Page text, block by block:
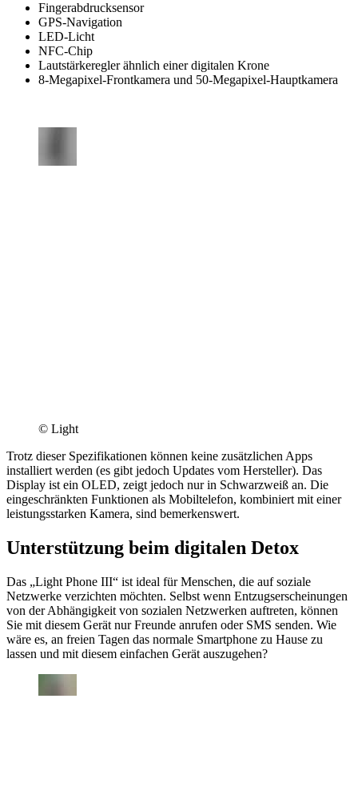
Fingerabdrucksensor
GPS-Navigation
LED-Licht
NFC-Chip
Lautstärkeregler ähnlich einer digitalen Krone
8-Megapixel-Frontkamera und 50-Megapixel-Hauptkamera
© Light
Trotz dieser Spezifikationen können keine zusätzlichen Apps
installiert werden (es gibt jedoch Updates vom Hersteller). Das
Display ist ein OLED, zeigt jedoch nur in Schwarzweiß an. Die
eingeschränkten Funktionen als Mobiltelefon, kombiniert mit einer
leistungsstarken Kamera, sind bemerkenswert.
Unterstützung beim digitalen Detox
Das „Light Phone III“ ist ideal für Menschen, die auf soziale
Netzwerke verzichten möchten. Selbst wenn Entzugserscheinungen
von der Abhängigkeit von sozialen Netzwerken auftreten, können
Sie mit diesem Gerät nur Freunde anrufen oder SMS senden. Wie
wäre es, an freien Tagen das normale Smartphone zu Hause zu
lassen und mit diesem einfachen Gerät auszugehen?